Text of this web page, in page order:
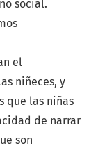
social.
el
niñeces, y
que las niñas
de narrar
son